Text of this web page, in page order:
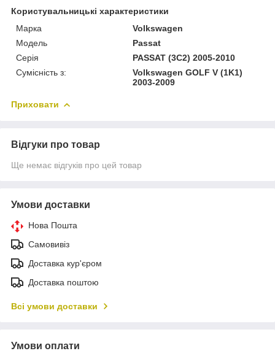
Користувальницькі характеристики
Марка
Volkswagen
Модель
Passat
Серія
PASSAT (3C2) 2005-2010
Сумісність з:
Volkswagen GOLF V (1K1)
2003-2009
Приховати
Відгуки про товар
Ще немає відгуків про цей товар
Умови доставки
Нова Пошта
Самовивіз
Доставка кур'єром
Доставка поштою
Всі умови доставки
Умови оплати